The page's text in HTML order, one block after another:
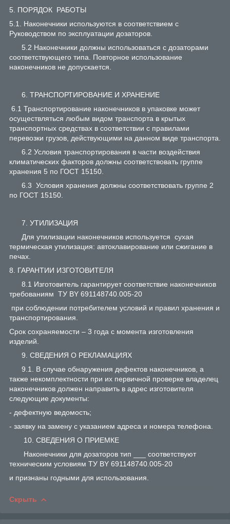
5. ПОРЯДОК РАБОТЫ
5.1. Наконечники используются в соответствием с
Руководством по эксплуатации дозаторов.
5.2 Наконечники должны использоваться с дозаторами
соответствующего типа. Повторное использование
наконечников не допускается.
6. ТРАНСПОРТИРОВАНИЕ И ХРАНЕНИЕ
6.1 Транспортирование наконечников в упаковке может
осуществляться любым видом транспорта в крытых
транспортных средствах в соответствии с правилами
перевозки грузов, действующими на данном виде транспорта.
6.2 Условия транспортирования в части воздействия
климатических факторов должны соответствовать группе
хранения 5 по ГОСТ 15150.
6.3 Условия хранения должны соответствовать группе 2
по ГОСТ 15150.
7. УТИЛИЗАЦИЯ
Для утилизации наконечников используется сухая
термическая утилизация: автоклавирование или сжигание в
печах.
8. ГАРАНТИИ ИЗГОТОВИТЕЛЯ
8.1 Изготовитель гарантирует соответствие наконечников
требованиям ТУ BY 691148740.005-20
при соблюдении потребителем условий и правил хранения и
транспортирования.
Срок сохраняемости – 3 года с момента изготовления
изделий.
9. СВЕДЕНИЯ О РЕКЛАМАЦИЯХ
9.1. В случае обнаружения дефектов наконечников, а
также некомплектности при их первичной проверке владелец
наконечников должен направить в адрес изготовителя
следующие документы:
- дефектную ведомость;
- заявку на замену с указанием адреса и номера телефона.
10. СВЕДЕНИЯ О ПРИЕМКЕ
Наконечники для дозаторов тип ___ соответствуют
техническим условиям ТУ BY 691148740.005-20
и признаны годными для использования.
Скрыть